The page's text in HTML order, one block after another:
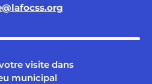
visite dans
municipal